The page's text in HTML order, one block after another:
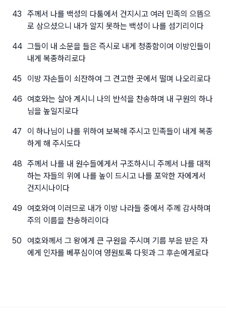
43
주께서 나를 백성의 다툼에서 건지시고 여러 민족의 으뜸으
로 삼으셨으니 내가 알지 못하는 백성이 나를 섬기리이다
44 그들이 내 소문을 들은 즉시로 내게 청종함이여 이방인들이
내게 복종하리로다
45 이방 자손들이 쇠잔하여 그 견고한 곳에서 떨며 나오리로다
46 여호와는 살아 계시니 나의 반석을 찬송하며 내 구원의 하나
님을 높일지로다
47
이 하나님이 나를 위하여 보복해 주시고 민족들이 내게 복종
하게 해 주시도다
48 주께서 나를 내 원수들에게서 구조하시니 주께서 나를 대적
하는 자들의 위에 나를 높이 드시고 나를 포악한 자에게서
건지시나이다
49 여호와여 이러므로 내가 이방 나라들 중에서 주께 감사하며
주의 이름을 찬송하리이다
50
여호와께서 그 왕에게 큰 구원을 주시며 기름 부음 받은 자
에게 인자를 베푸심이여 영원토록 다윗과 그 후손에게로다